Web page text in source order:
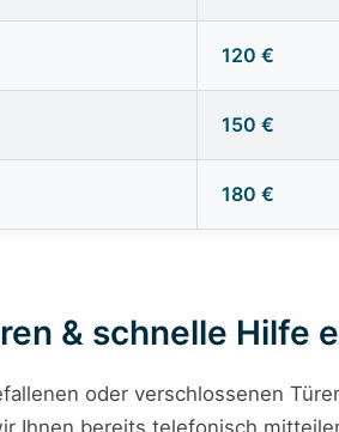
120 €
150 €
180 €
& schnelle Hilfe
oder verschlossenen